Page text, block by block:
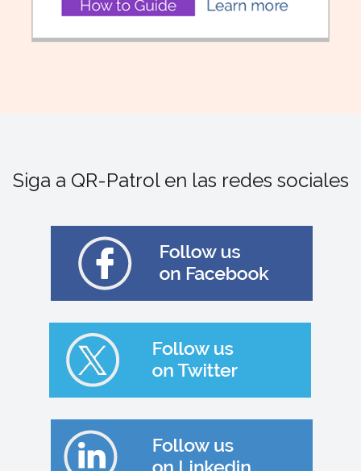
Siga a QR-Patrol en las redes sociales